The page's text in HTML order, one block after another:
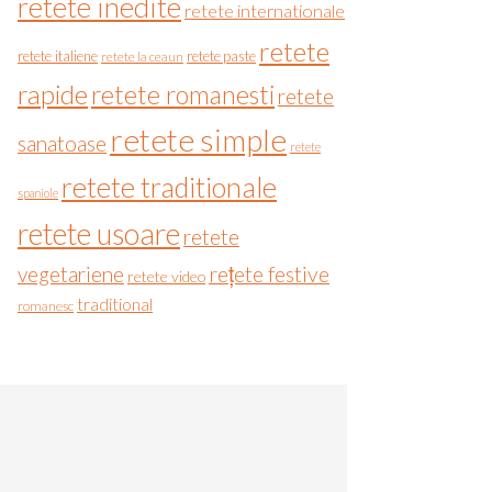
retete inedite retete internationale
retete italiene retete la ceaun retete paste retete
rapideretete romanesti retete
sanatoase retete simple retete
spaniole retete traditionale
retete usoare retete
vegetariene retete video rețete festive
romanesc traditional